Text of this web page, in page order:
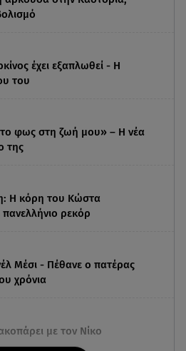
έχει εξαπλωθεί - Η
του
το φως στη ζωή μου» – Η νέα
της
Η κόρη του Κώστα
ρεκόρ
Μέσι - Πέθανε ο πατέρας
χρόνια
με τον Νίκο